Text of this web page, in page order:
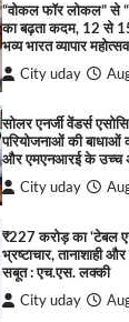
“वोकल फॉर लोकल” से
का बढ़ता कदम, 12 से
भव्य भारत व्यापार
City uday
सोलर एनर्जी वेंडर्स
परियोजनाओं की बाधाओं
और एमएनआरई के उच्च
City uday
₹227 करोड़ का ‘टेबल
भ्रष्टाचार, तानाशाही
सबूत : एच.एस. लक्की
City uday
आयाम
City uday
सरकारी आदर्श उच्च
कार्यक्रम आयोजित
City uday
राहुल गाँधी ने खाई है
की कसम: देवशाली
City uday